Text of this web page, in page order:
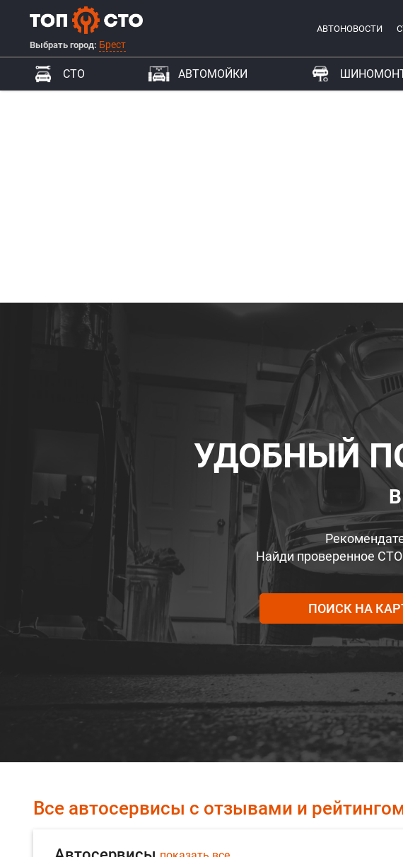
Выбрать город: Брест
АВТОНОВОСТИ
СТО АВТОМОЙКИ
УДОБНЫЙ
Найди проверенное
ПОИСК НА
Все автосервисы с отзывами и